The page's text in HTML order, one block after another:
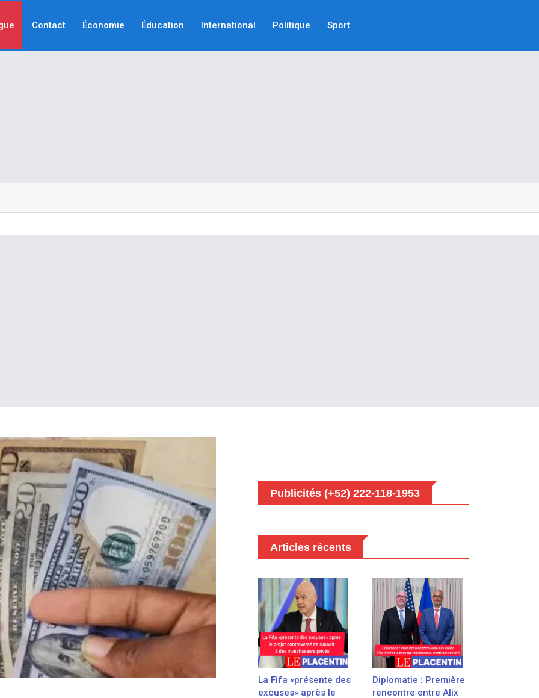
Contact Économie Éducation International Politique Sport
Publicités (+52) 222-118-1953
Articles récents
La Fifa «présente des
excuses» après le
Diplomatie : Première
rencontre entre Alix